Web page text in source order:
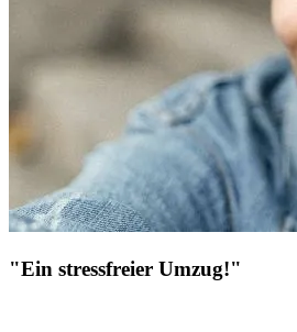
"Ein stressfreier Umzug!"